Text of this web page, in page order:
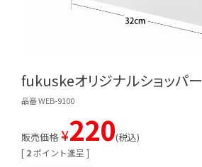
fukuskeオリジナルショッパー
品番 WEB-9100
[ 2 ポイント進呈 ]
販売価格 ¥220 税込